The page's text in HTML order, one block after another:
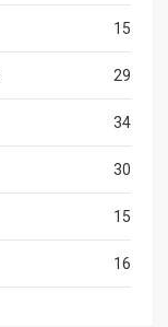
15
29
34
30
15
16